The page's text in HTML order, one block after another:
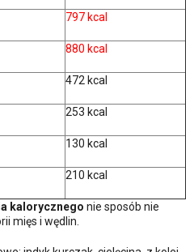
797 kcal
880 kcal
472 kcal
253 kcal
130 kcal
210 kcal
kalorycznego nie sposób nie
mięs i wędlin.